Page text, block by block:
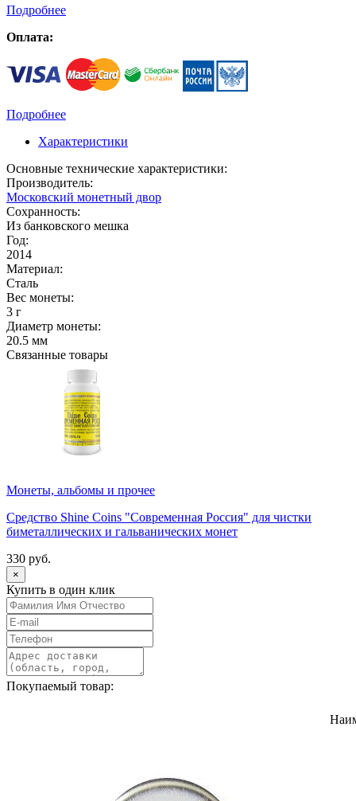
Подробнее
Оплата:
Подробнее
Характеристики
Основные технические характеристики:
Производитель:
Московский монетный двор
Сохранность:
Из банковского мешка
Год:
2014
Материал:
Сталь
Вес монеты:
3 г
Диаметр монеты:
20.5 мм
Связанные товары
Монеты, альбомы и прочее
Средство Shine Coins "Современная Россия" для чистки
биметаллических и гальванических монет
330 руб.
×
Купить в один клик
Покупаемый товар: